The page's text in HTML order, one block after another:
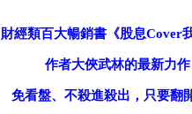
財經類百大暢銷書《股息Cover
作者大俠武林的最新力作
免看盤、不殺進殺出，只要翻